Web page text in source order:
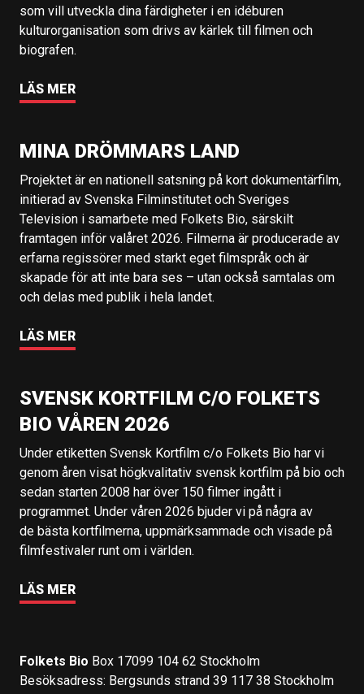
som vill utveckla dina färdigheter i en idéburen
kulturorganisation som drivs av kärlek till filmen och
biografen.
LÄS MER
MINA DRÖMMARS LAND
Projektet är en nationell satsning på kort dokumentärfilm,
initierad av Svenska Filminstitutet och Sveriges
Television i samarbete med Folkets Bio, särskilt
framtagen inför valåret 2026. Filmerna är producerade av
erfarna regissörer med starkt eget filmspråk och är
skapade för att inte bara ses – utan också samtalas om
och delas med publik i hela landet.
LÄS MER
SVENSK KORTFILM C/O FOLKETS
BIO VÅREN 2026
Under etiketten Svensk Kortfilm c/o Folkets Bio har vi
genom åren visat högkvalitativ svensk kortfilm på bio och
sedan starten 2008 har över 150 filmer ingått i
programmet. Under våren 2026 bjuder vi på några av
de bästa kortfilmerna, uppmärksammade och visade på
filmfestivaler runt om i världen.
LÄS MER
Folkets Bio Box 17099 104 62 Stockholm
Besöksadress: Bergsunds strand 39 117 38 Stockholm